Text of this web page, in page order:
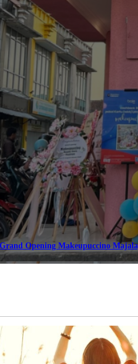
Opening Makeupuccino